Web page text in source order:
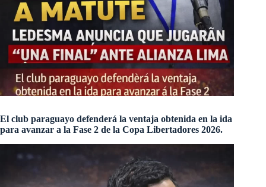
El club paraguayo defenderá la ventaja obtenida en la ida
para avanzar a la Fase 2 de la Copa Libertadores 2026.